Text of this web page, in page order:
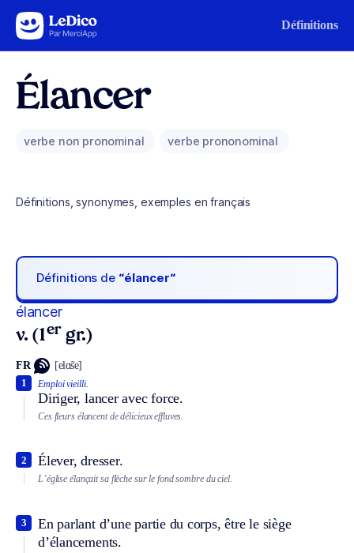
Aller au contenu Définitions
Élancer
verbe non pronominal verbe prononominal
Définitions, synonymes, exemples en français
Définitions de “élancer“
élancer
v. (1er gr.)
FR [elɑ̃se]
Emploi vieilli.
Diriger, lancer avec force.
1
Ces fleurs élancent de délicieux effluves.
Élever, dresser.
2
L’église élançait sa flèche sur le fond sombre du ciel.
En parlant d’une partie du corps, être le siège
d’élancements.
3